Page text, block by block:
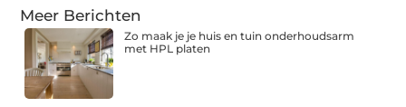
Meer Berichten
Zo maak je je huis en tuin onderhoudsarm
met HPL platen